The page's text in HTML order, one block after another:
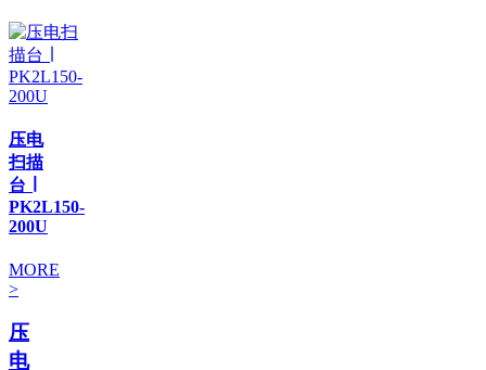
压电
扫描
台 ∣
PK2L150-
200U
MORE
>
压
电